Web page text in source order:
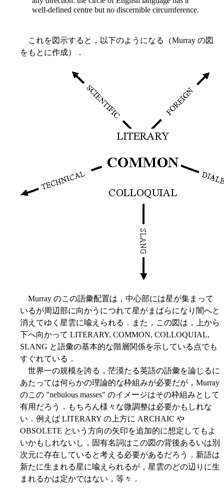
well-defined centre but no discernible circumference.
これを図示すると，以下のようになる（Murray の図
をもとに作成）．
Murray のこの語彙配置は，中心部には星が集まって
いるが周辺部に向かうにつれて星がまばらになり闇へと
消えてゆく星雲に喩えられる．また，この図は，上から
下へ向かって LITERARY, COMMON, COLLOQUIAL,
SLANG と語彙の基本的な階層関係を示している点でも
すぐれている．
世界一の規模を誇る，茫漠たる英語の語彙を論じるに
あたっては何らかの理論的な枠組みが必要だが，Murray
のこの "nebulous masses" のイメージはその枠組みとして
有用だろう．もちろん様々な微調整は必要かもしれな
い．例えば LITERARY の上方に ARCHAIC や
OBSOLETE という方向の矢印を追加的に想定してもよ
いかもしれないし，固有名詞はこの図の背後あるいは別
次元に存在していると考える必要があるだろう．新語は
新たに生まれる星に喩えられるが，星雲のどの辺りに生
まれるかは定かではない，等々．